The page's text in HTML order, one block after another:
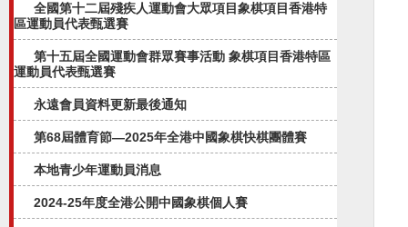
全國第十二屆殘疾人運動會大眾項目象棋項目香港特
區運動員代表甄選賽
第十五屆全國運動會群眾賽事活動 象棋項目香港特區
運動員代表甄選賽
永遠會員資料更新最後通知
第68屆體育節—2025年全港中國象棋快棋團體賽
本地青少年運動員消息
2024-25年度全港公開中國象棋個人賽